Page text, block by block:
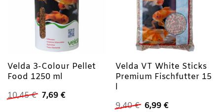
Velda 3-Colour Pellet
Food 1250 ml
10,45€ Ursprünglicher
7,69 €Aktueller
Velda VT White Sticks
Premium Fischfutter 15
l
9,40€ Ursprünglicher
6,99 €Aktueller